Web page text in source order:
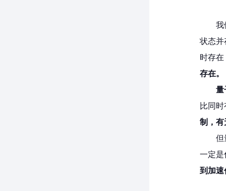
我
状态并
时存
存在。
量
比同
制，有
但
一定是
到加速